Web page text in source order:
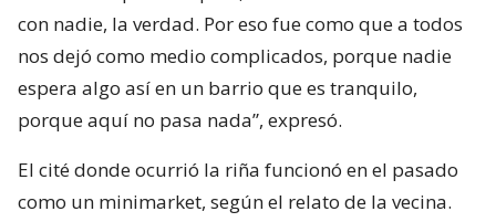
con nadie, la verdad. Por eso fue como que a todos
nos dejó como medio complicados, porque nadie
espera algo así en un barrio que es tranquilo,
porque aquí no pasa nada”, expresó.
El cité donde ocurrió la riña funcionó en el pasado
como un minimarket, según el relato de la vecina.